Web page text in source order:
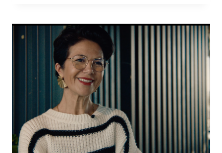
DER
GROEIT
INTERNATIONAAL
DOOR
MET
HAAR
BEDRIJF
FLOWER
AND
POWER:
”OP
JACHTEN